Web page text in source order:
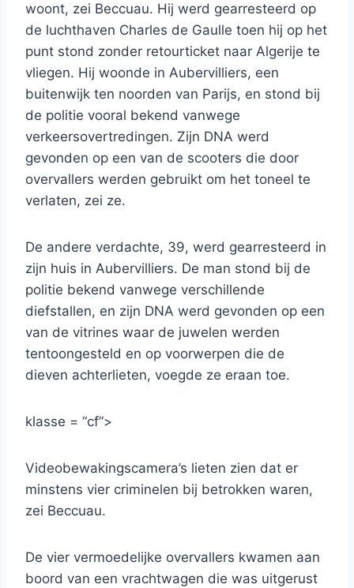
woont, zei Beccuau. Hij werd gearresteerd op
de luchthaven Charles de Gaulle toen hij op het
punt stond zonder retourticket naar Algerije te
vliegen. Hij woonde in Aubervilliers, een
buitenwijk ten noorden van Parijs, en stond bij
de politie vooral bekend vanwege
verkeersovertredingen. Zijn DNA werd
gevonden op een van de scooters die door
overvallers werden gebruikt om het toneel te
verlaten, zei ze.
De andere verdachte, 39, werd gearresteerd in
zijn huis in Aubervilliers. De man stond bij de
politie bekend vanwege verschillende
diefstallen, en zijn DNA werd gevonden op een
van de vitrines waar de juwelen werden
tentoongesteld en op voorwerpen die de
dieven achterlieten, voegde ze eraan toe.
klasse = “cf”>
Videobewakingscamera’s lieten zien dat er
minstens vier criminelen bij betrokken waren,
zei Beccuau.
De vier vermoedelijke overvallers kwamen aan
boord van een vrachtwagen die was uitgerust